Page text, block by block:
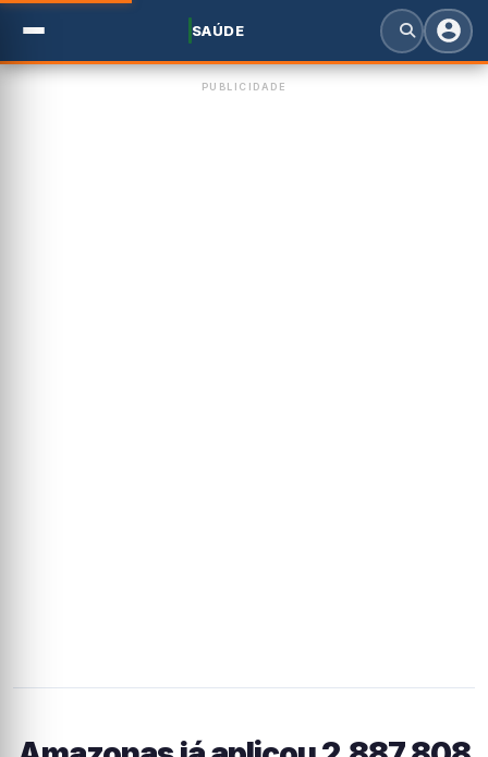
SAÚDE
PUBLICIDADE